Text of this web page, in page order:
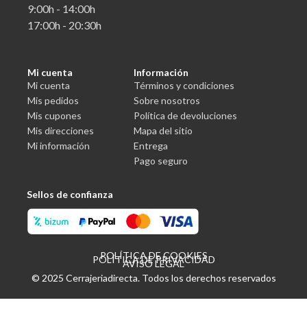
9:00h - 14:00h
17:00h - 20:30h
Mi cuenta
Mi cuenta
Mis pedidos
Mis cupones
Mis direcciones
Mi información
Información
Términos y condiciones
Sobre nosotros
Política de devoluciones
Mapa del sitio
Entrega
Pago seguro
Sellos de confianza
POLÍTICA DE COOKIES
POLÍTICA DE PRIVACIDAD
AVISO LEGAL
© 2025 Cerrajeriadirecta. Todos los derechos reservados